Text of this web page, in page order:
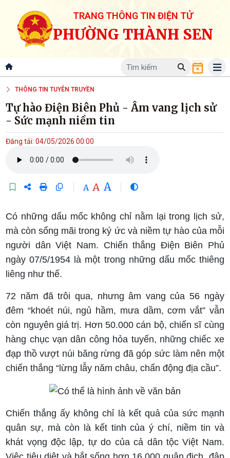
TRANG THÔNG TIN ĐIỆN TỬ
PHƯỜNG THÀNH SEN
THÔNG TIN TUYÊN TRUYỀN
Tự hào Điện Biên Phủ - Âm vang lịch sử
- Sức mạnh niềm tin
Đăng tải: 04/05/2026 00:00
A A A
Có những dấu mốc không chỉ nằm lại trong lịch sử,
mà còn sống mãi trong ký ức và niềm tự hào của mỗi
người dân Việt Nam. Chiến thắng Điện Biên Phủ
ngày 07/5/1954 là một trong những dấu mốc thiêng
liêng như thế.
72 năm đã trôi qua, nhưng âm vang của 56 ngày
đêm “khoét núi, ngủ hầm, mưa dầm, cơm vắt” vẫn
còn nguyên giá trị. Hơn 50.000 cán bộ, chiến sĩ cùng
hàng chục vạn dân công hỏa tuyến, những chiếc xe
đạp thồ vượt núi băng rừng đã góp sức làm nên một
chiến thắng “lừng lẫy năm châu, chấn động địa cầu”.
Chiến thắng ấy không chỉ là kết quả của sức mạnh
quân sự, mà còn là kết tinh của ý chí, niềm tin và
khát vọng độc lập, tự do của cả dân tộc Việt Nam.